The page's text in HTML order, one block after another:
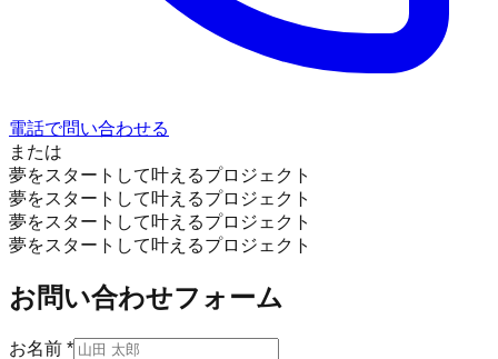
電話で問い合わせる
または
夢をスタートして叶えるプロジェクト
夢をスタートして叶えるプロジェクト
夢をスタートして叶えるプロジェクト
夢をスタートして叶えるプロジェクト
お問い合わせフォーム
お名前 *